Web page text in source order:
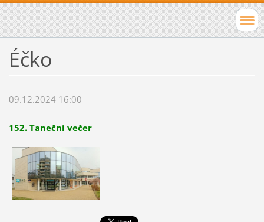
Éčko
09.12.2024 16:00
152. Taneční večer